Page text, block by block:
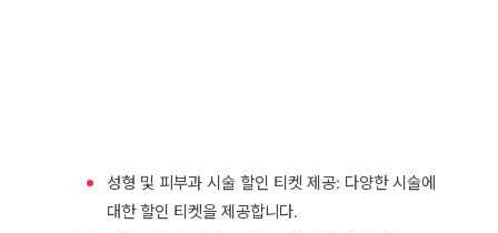
성형 및 피부과 시술 할인 티켓 제공: 다양한 시술에
대한 할인 티켓을 제공합니다.